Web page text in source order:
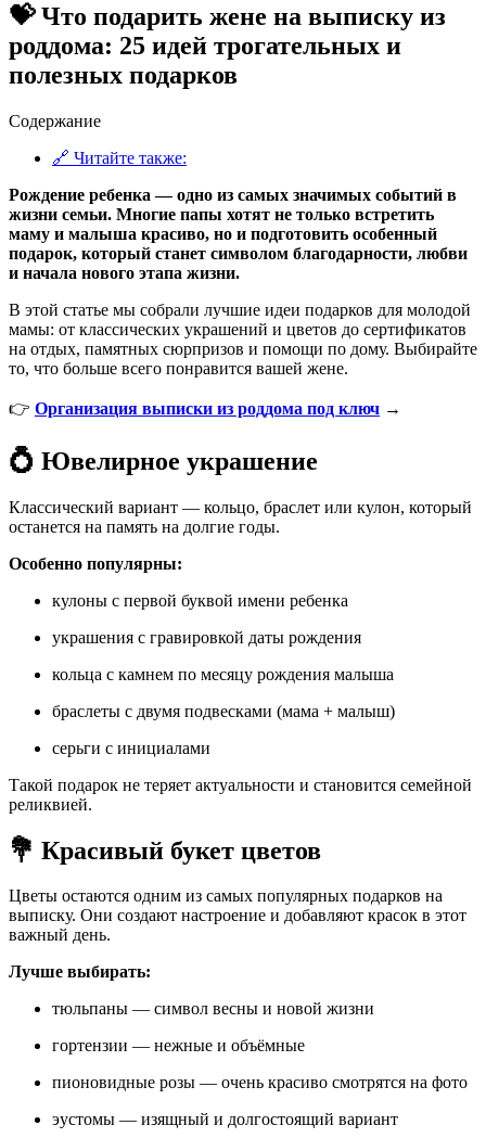
💝 Что подарить жене на выписку из
роддома: 25 идей трогательных и
полезных подарков
Содержание
🔗 Читайте также:
Рождение ребенка — одно из самых значимых событий в
жизни семьи. Многие папы хотят не только встретить
маму и малыша красиво, но и подготовить особенный
подарок, который станет символом благодарности, любви
и начала нового этапа жизни.
В этой статье мы собрали лучшие идеи подарков для молодой
мамы: от классических украшений и цветов до сертификатов
на отдых, памятных сюрпризов и помощи по дому. Выбирайте
то, что больше всего понравится вашей жене.
👉 Организация выписки из роддома под ключ →
💍 Ювелирное украшение
Классический вариант — кольцо, браслет или кулон, который
останется на память на долгие годы.
Особенно популярны:
кулоны с первой буквой имени ребенка
украшения с гравировкой даты рождения
кольца с камнем по месяцу рождения малыша
браслеты с двумя подвесками (мама + малыш)
серьги с инициалами
Такой подарок не теряет актуальности и становится семейной
реликвией.
💐 Красивый букет цветов
Цветы остаются одним из самых популярных подарков на
выписку. Они создают настроение и добавляют красок в этот
важный день.
Лучше выбирать:
тюльпаны — символ весны и новой жизни
гортензии — нежные и объёмные
пионовидные розы — очень красиво смотрятся на фото
эустомы — изящный и долгостоящий вариант